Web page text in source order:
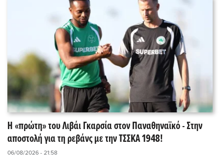
Η «πρώτη» του Λιβάι Γκαρσία στον Παναθηναϊκό - Στην
αποστολή για τη ρεβάνς με την ΤΣΣΚΑ 1948!
06/08/2026 - 21:58